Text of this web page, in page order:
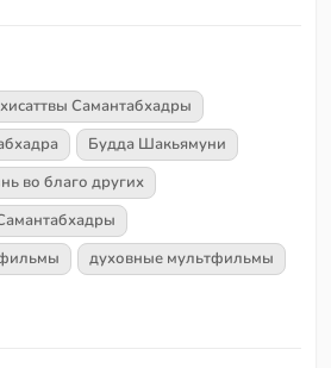
Самантабхадры
Будда Шакьямуни
во благо других
духовные мультфильмы